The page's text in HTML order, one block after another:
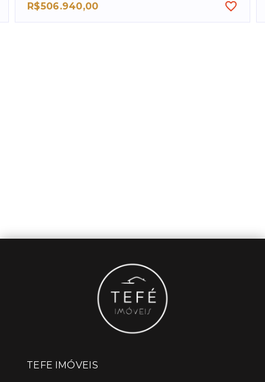
R$506.940,00
TEFE IMÓVEIS